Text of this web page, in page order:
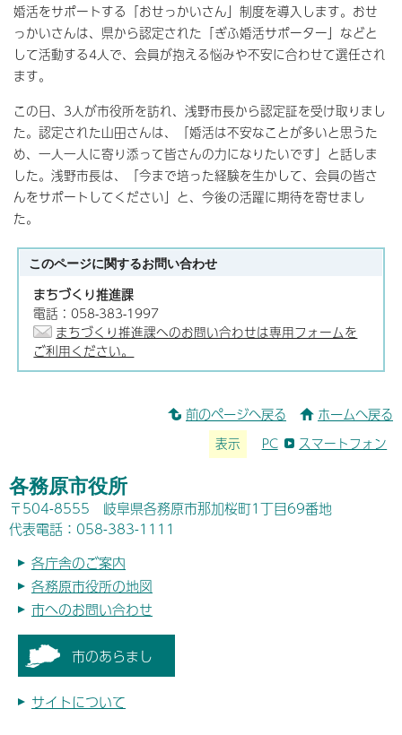
婚活をサポートする「おせっかいさん」制度を導入します。おせ
っかいさんは、県から認定された「ぎふ婚活サポーター」などと
して活動する4人で、会員が抱える悩みや不安に合わせて選任され
ます。
この日、3人が市役所を訪れ、浅野市長から認定証を受け取りまし
た。認定された山田さんは、「婚活は不安なことが多いと思うた
め、一人一人に寄り添って皆さんの力になりたいです」と話しま
した。浅野市長は、「今まで培った経験を生かして、会員の皆さ
んをサポートしてください」と、今後の活躍に期待を寄せまし
た。
このページに関するお問い合わせ
まちづくり推進課
電話：058-383-1997
まちづくり推進課へのお問い合わせは専用フォームを
ご利用ください。
前のページへ戻る ホームへ戻る
表示 PC スマートフォン
各務原市役所
〒504-8555 岐阜県各務原市那加桜町1丁目69番地
代表電話：058-383-1111
各庁舎のご案内
各務原市役所の地図
市へのお問い合わせ
市のあらまし
サイトについて